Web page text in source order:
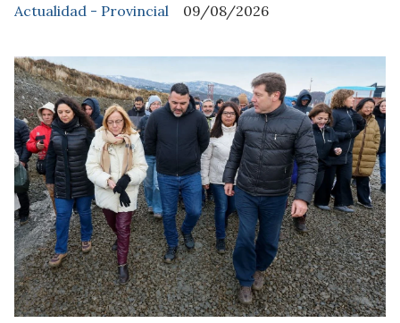
Actualidad - Provincial 09/08/2026